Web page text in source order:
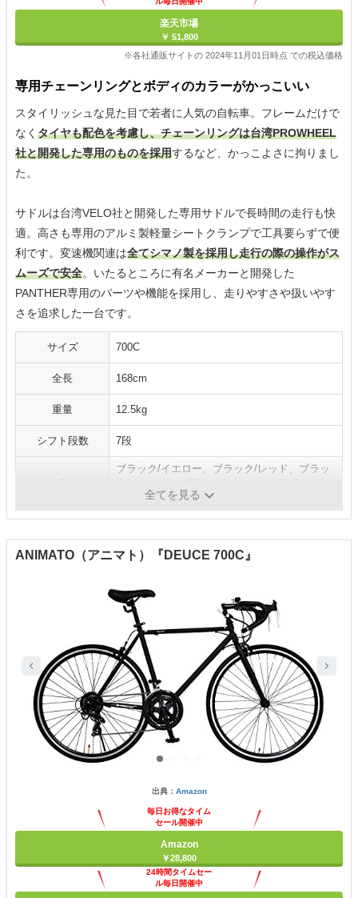
楽天市場
￥ 51,800
※各社通販サイトの 2024年11月01日時点 での税込価格
専用チェーンリングとボディのカラーがかっこいい
スタイリッシュな見た目で若者に人気の自転車。フレームだけで
なく タイヤも配色を考慮し、チェーンリングは台湾PROWHEEL
社と開発した専用のものを採用するなど、かっこよさに拘りまし
た。
サドルは台湾VELO社と開発した専用サドルで長時間の走行も快
適。高さも専用のアルミ製軽量シートクランプで工具要らずで便
利です。変速機関連は全てシマノ製を採用し走行の際の操作がス
ムーズで安全。いたるところに有名メーカーと開発した
PANTHER専用のパーツや機能を採用し、走りやすさや扱いやす
さを追求した一台です。
サイズ 700C
全長 168cm
重量 12.5kg
シフト段数 7段
ブラック/イエロー、ブラック/レッド、ブラッ
ー、ホワイト/レッド
全てを見る
ANIMATO（アニマト）『DEUCE 700C』
出典： Amazon
毎日お得なタイム
セール開催中
Amazon
￥28,800
24時間タイムセー
ル毎日開催中